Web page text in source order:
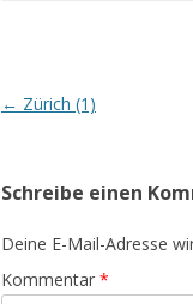
Beitrags-
← Zürich (1)
Schreibe einen
Deine E-Mail-Adresse
Kommentar *